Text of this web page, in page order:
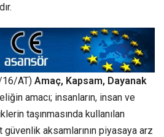
AT) Amaç, Kapsam, Dayanak
amacı; insanların, insan ve
taşınmasında kullanılan
aksamlarının piyasaya arz